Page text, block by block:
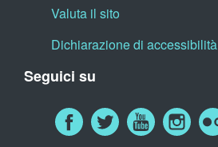
Valuta il sito
Dichiarazione di accessibilità
Seguici su